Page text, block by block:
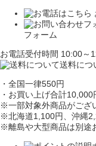
フォーム
お電話受付時間 10:00～
送料につ
・全国一律550円
・お買い上げ合計10,000
※一部対象外商品がござ
※北海道1,100円、沖縄
※離島や大型商品は別途